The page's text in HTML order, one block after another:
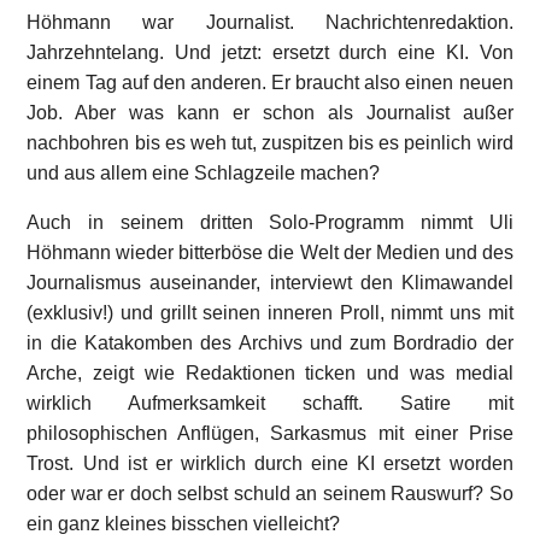
Höhmann war Journalist. Nachrichtenredaktion.
Jahrzehntelang. Und jetzt: ersetzt durch eine KI. Von
einem Tag auf den anderen. Er braucht also einen neuen
Job. Aber was kann er schon als Journalist außer
nachbohren bis es weh tut, zuspitzen bis es peinlich wird
und aus allem eine Schlagzeile machen?
Auch in seinem dritten Solo-Programm nimmt Uli
Höhmann wieder bitterböse die Welt der Medien und des
Journalismus auseinander, interviewt den Klimawandel
(exklusiv!) und grillt seinen inneren Proll, nimmt uns mit
in die Katakomben des Archivs und zum Bordradio der
Arche, zeigt wie Redaktionen ticken und was medial
wirklich Aufmerksamkeit schafft. Satire mit
philosophischen Anflügen, Sarkasmus mit einer Prise
Trost. Und ist er wirklich durch eine KI ersetzt worden
oder war er doch selbst schuld an seinem Rauswurf? So
ein ganz kleines bisschen vielleicht?